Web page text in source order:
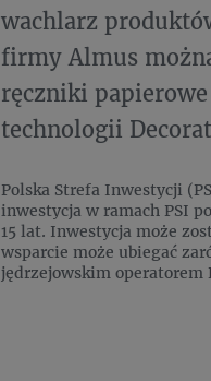
wachlarz
firmy Almus
ręczniki
technologii
Polska Strefa Inwestycji
inwestycja w ramach PSI
15 lat. Inwestycja może
wsparcie może ubiegać
jędrzejowskim operatorem